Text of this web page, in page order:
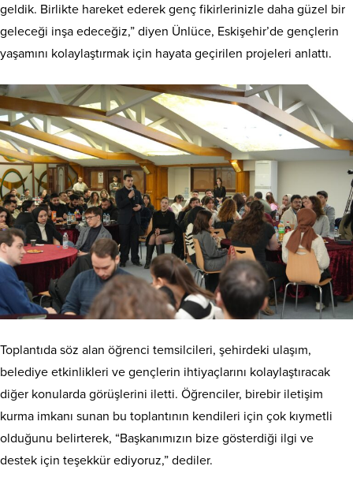
geldik. Birlikte hareket ederek genç fikirlerinizle daha güzel bir
geleceği inşa edeceğiz,” diyen Ünlüce, Eskişehir’de gençlerin
yaşamını kolaylaştırmak için hayata geçirilen projeleri anlattı.
Toplantıda söz alan öğrenci temsilcileri, şehirdeki ulaşım,
belediye etkinlikleri ve gençlerin ihtiyaçlarını kolaylaştıracak
diğer konularda görüşlerini iletti. Öğrenciler, birebir iletişim
kurma imkanı sunan bu toplantının kendileri için çok kıymetli
olduğunu belirterek, “Başkanımızın bize gösterdiği ilgi ve
destek için teşekkür ediyoruz,” dediler.